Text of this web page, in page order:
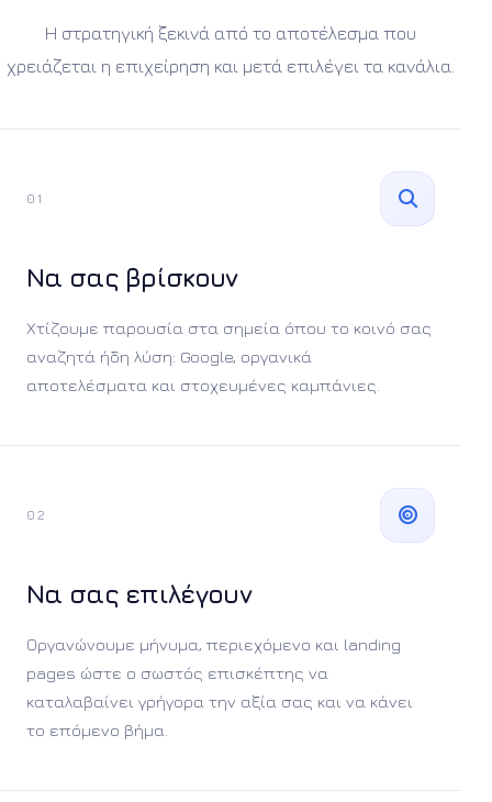
Η στρατηγική ξεκινά από το αποτέλεσμα που
χρειάζεται η επιχείρηση και μετά επιλέγει τα κανάλια.
01
Να σας βρίσκουν
Χτίζουμε παρουσία στα σημεία όπου το κοινό σας
αναζητά ήδη λύση: Google, οργανικά
αποτελέσματα και στοχευμένες καμπάνιες.
02
Να σας επιλέγουν
Οργανώνουμε μήνυμα, περιεχόμενο και landing
pages ώστε ο σωστός επισκέπτης να
καταλαβαίνει γρήγορα την αξία σας και να κάνει
το επόμενο βήμα.